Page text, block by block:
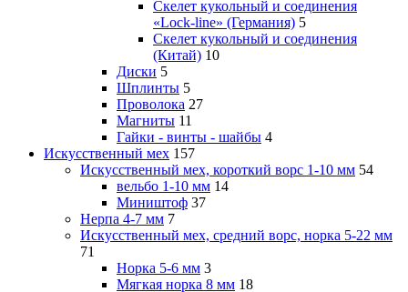
Скелет кукольный и соединения
«Lock-line» (Германия) 5
Скелет кукольный и соединения
(Китай) 10
Диски 5
Шплинты 5
Проволока 27
Магниты 11
Гайки - винты - шайбы 4
Искусственный мех 157
Искусственный мех, короткий ворс 1-10 мм 54
вельбо 1-10 мм 14
Миништоф 37
Нерпа 4-7 мм 7
Искусственный мех, средний ворс, норка 5-22 мм
71
Норка 5-6 мм 3
Мягкая норка 8 мм 18